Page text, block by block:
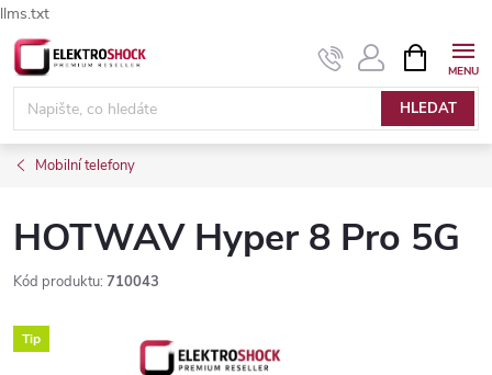
llms.txt
Přejít
na
obsah
HLEDAT
NÁKUPNÍ
KOŠÍK
Mobilní telefony
HOTWAV Hyper 8 Pro 5G
Kód produktu: 710043
Tip
Elektroshock.cz - Chat